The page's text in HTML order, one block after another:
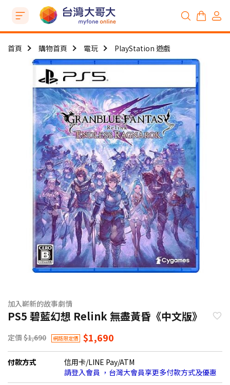
首頁 購物首頁 電玩 PlayStation 遊戲
加入嶄新的故事劇情
PS5 碧藍幻想 Relink 無盡黃昏《中文版》
定價 $1,690 網路限定價 $1,690
付款方式
信用卡/LINE Pay/ATM
請登入會員 ，台灣大會員享更多付款方式及優惠